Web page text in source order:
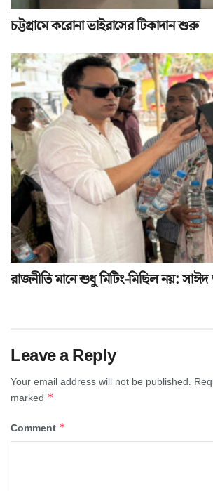
চট্টগ্রামে করোনা ভাইরাসের টিকাদান শুরু
রাজনীতি মানে শুধু মিটিং-মিছিল নয়:
Leave a Reply
Your email address will not be published.
marked *
Comment *